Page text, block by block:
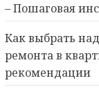
– Пошаговая
Как выбрать
ремонта в
рекомендации